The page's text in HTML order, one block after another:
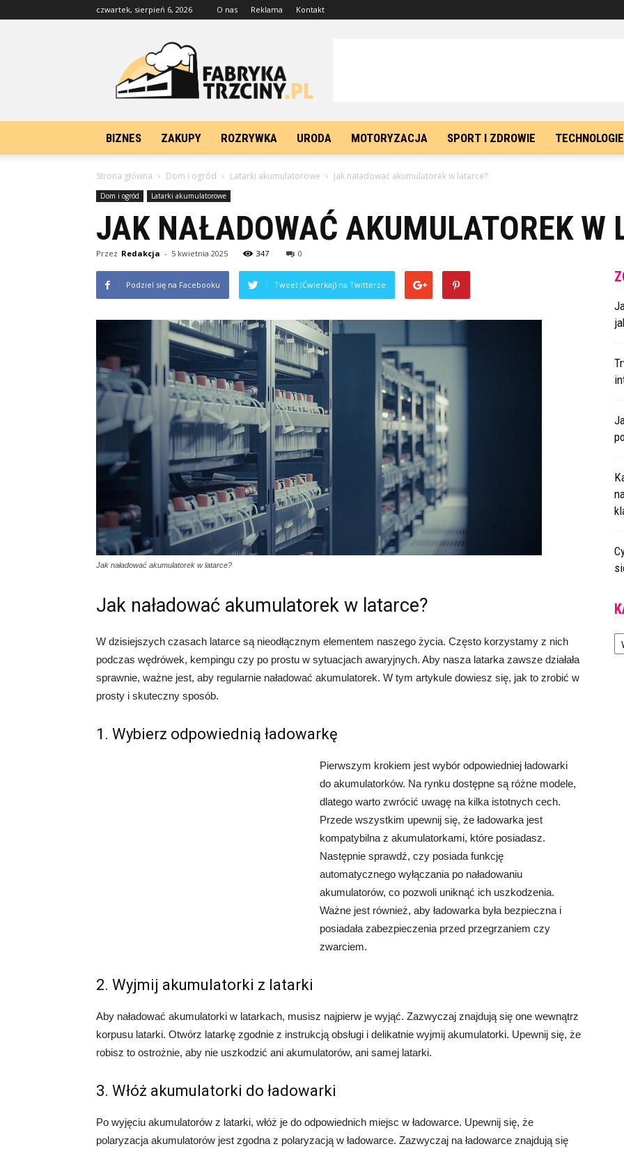
czwartek, sierpień 6, 2026 O nas Reklama Kontakt
FabrykaTrzciny.pl
BIZNES ZAKUPY ROZRYWKA URODA MOTORYZACJA SPORT I ZDROWIE TECHNOLOGIE
Strona główna Dom i ogród Latarki akumulatorowe Jak naładować akumulatorek w latarce?
Dom i ogród Latarki akumulatorowe
JAK NAŁADOWAĆ AKUMULATOREK W
Przez Redakcja - 5 kwietnia 2025 347 0
Podziel się na Facebooku Tweet (Ćwierkaj) na Twitterze
Jak naładować akumulatorek w latarce?
Jak naładować akumulatorek w latarce?
W dzisiejszych czasach latarce są nieodłącznym elementem naszego życia. Często korzystamy z nich
podczas wędrówek, kempingu czy po prostu w sytuacjach awaryjnych. Aby nasza latarka zawsze działała
sprawnie, ważne jest, aby regularnie naładować akumulatorek. W tym artykule dowiesz się, jak to zrobić w
prosty i skuteczny sposób.
1. Wybierz odpowiednią ładowarkę
Pierwszym krokiem jest wybór odpowiedniej ładowarki
do akumulatorków. Na rynku dostępne są różne modele,
dlatego warto zwrócić uwagę na kilka istotnych cech.
Przede wszystkim upewnij się, że ładowarka jest
kompatybilna z akumulatorkami, które posiadasz.
Następnie sprawdź, czy posiada funkcję
automatycznego wyłączania po naładowaniu
akumulatorów, co pozwoli uniknąć ich uszkodzenia.
Ważne jest również, aby ładowarka była bezpieczna i
posiadała zabezpieczenia przed przegrzaniem czy
zwarciem.
2. Wyjmij akumulatorki z latarki
Aby naładować akumulatorki w latarkach, musisz najpierw je wyjąć. Zazwyczaj znajdują się one wewnątrz
korpusu latarki. Otwórz latarkę zgodnie z instrukcją obsługi i delikatnie wyjmij akumulatorki. Upewnij się, że
robisz to ostrożnie, aby nie uszkodzić ani akumulatorów, ani samej latarki.
3. Włóż akumulatorki do ładowarki
Po wyjęciu akumulatorów z latarki, włóż je do odpowiednich miejsc w ładowarce. Upewnij się, że
polaryzacja akumulatorów jest zgodna z polaryzacją w ładowarce. Zazwyczaj na ładowarce znajdują się